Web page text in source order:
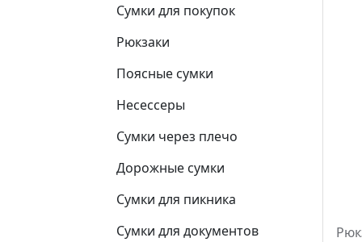
Сумки для покупок
Рюкзаки
Поясные сумки
Несессеры
Сумки через плечо
Дорожные сумки
Сумки для пикника
Сумки для документов